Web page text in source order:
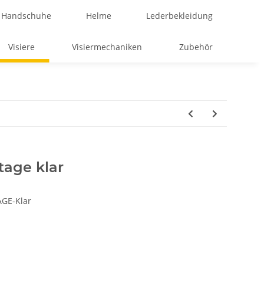
Handschuhe Helme Lederbekleidung
Visiere Visiermechaniken Zubehör
klar
Klar